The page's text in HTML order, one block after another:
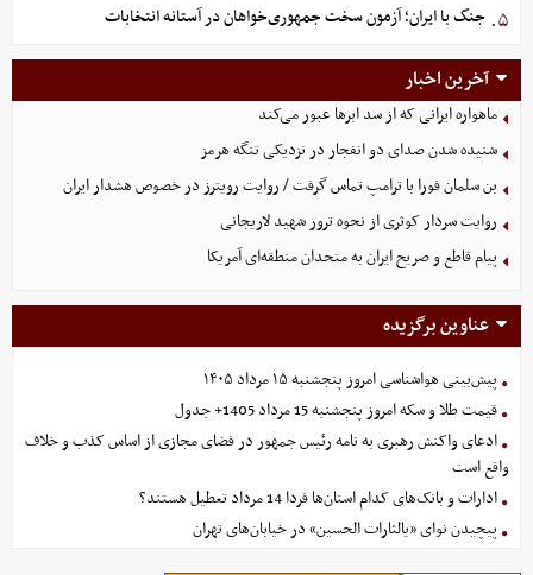
۵. جنگ با ایران؛ آزمون سخت جمهوری‌خواهان در آستانه انتخابات
آخرین اخبار
ماهواره ایرانی که از سد ابرها عبور می‌کند
شنیده شدن صدای دو انفجار در نزدیکی تنگه هرمز
بن سلمان فورا با ترامپ تماس گرفت / روایت رویترز در خصوص هشدار ایران
روایت سردار کوثری از نحوه ترور شهید لاریجانی
پیام قاطع و صریح ایران به متحدان منطقه‌ای آمریکا
عناوین برگزیده
پیش‌بینی هواشناسی امروز پنجشنبه ۱۵ مرداد ۱۴۰۵
قیمت طلا و سکه امروز پنجشنبه 15 مرداد 1405+ جدول
ادعای واکنش رهبری به نامه رئیس جمهور در فضای مجازی از اساس کذب و خلاف
واقع است
ادارات و بانک‌های کدام استان‌ها فردا 14 مرداد تعطیل هستند؟
پیچیدن نوای «یالثارات الحسین» در خیابان‌های تهران